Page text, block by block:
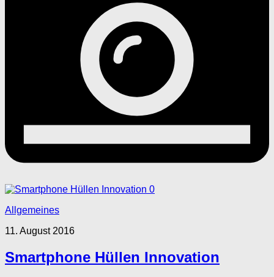
0
Allgemeines
11. August 2016
Smartphone Hüllen Innovation